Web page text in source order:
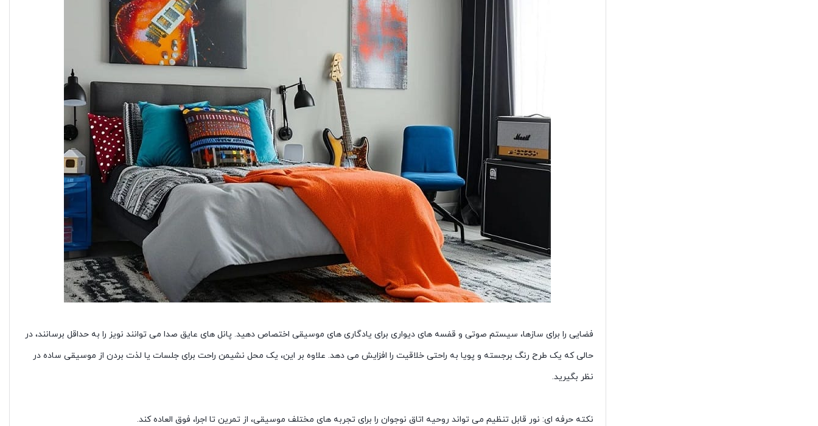
فضایی را برای سازها، سیستم صوتی و قفسه های دیواری برای یادگاری های موسیقی اختصاص دهید. پانل های عایق صدا می توانند نویز را به حداقل برسانند، در
حالی که یک طرح رنگ برجسته و پویا به راحتی خلاقیت را افزایش می دهد. علاوه بر این، یک محل نشیمن راحت برای جلسات یا لذت بردن از موسیقی ساده در
نظر بگیرید.
نکته حرفه ای: نور قابل تنظیم می تواند روحیه اتاق نوجوان را برای تجربه های مختلف موسیقی، از تمرین تا اجرا، فوق العاده کند.